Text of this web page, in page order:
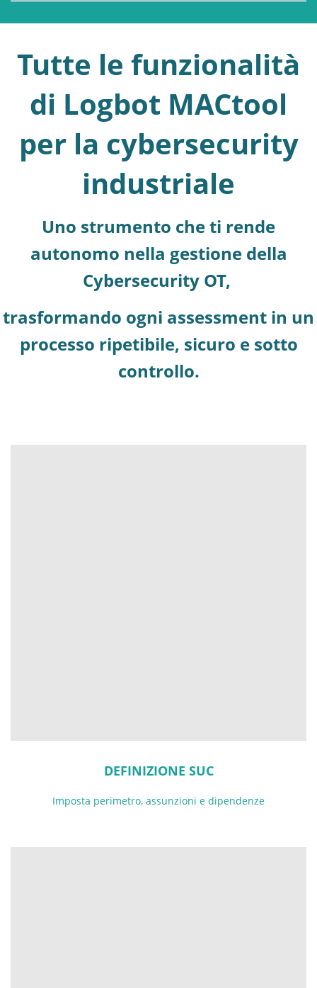
Tutte le funzionalità
di Logbot MACtool
per la cybersecurity
industriale
Uno strumento che ti rende
autonomo nella gestione della
Cybersecurity OT,
trasformando ogni assessment in un
processo ripetibile, sicuro e sotto
controllo.
DEFINIZIONE SUC
Imposta perimetro, assunzioni e dipendenze